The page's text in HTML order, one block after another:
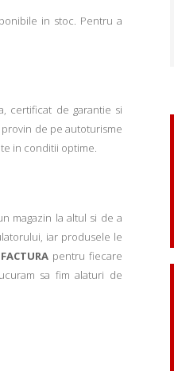
in stoc. Pentru a
certificat de garantie si
de pe autoturisme
in conditii optime.
magazin la altul si de a
iar produsele le
pentru fiecare
sa fim alaturi de